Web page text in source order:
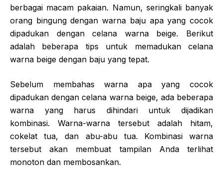
berbagai macam pakaian. Namun, seringkali banyak
orang bingung dengan warna baju apa yang cocok
dipadukan dengan celana warna beige. Berikut
adalah beberapa tips untuk memadukan celana
warna beige dengan baju yang tepat.
Sebelum membahas warna apa yang cocok
dipadukan dengan celana warna beige, ada beberapa
warna yang harus dihindari untuk dijadikan
kombinasi. Warna-warna tersebut adalah hitam,
cokelat tua, dan abu-abu tua. Kombinasi warna
tersebut akan membuat tampilan Anda terlihat
monoton dan membosankan.